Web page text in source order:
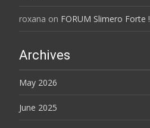
roxana on FORUM Slimero Forte !
Archives
May 2026
June 2025